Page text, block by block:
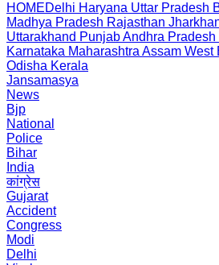
HOMEDelhi Haryana Uttar Pradesh
Madhya Pradesh Rajasthan
Uttarakhand PunjabAndhra Pradesh
Karnataka Maharashtra Assam West
Odisha Kerala
Jansamasya
News
Bjp
National
Police
Bihar
India
कांग्रेस
Gujarat
Accident
Congress
Modi
Delhi